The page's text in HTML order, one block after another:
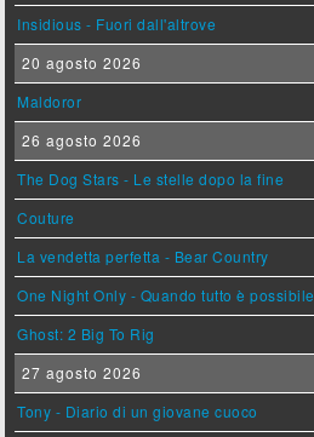
Insidious - Fuori dall'altrove
20 agosto 2026
Maldoror
26 agosto 2026
The Dog Stars - Le stelle dopo la fine
Couture
La vendetta perfetta - Bear Country
One Night Only - Quando tutto è possibile
Ghost: 2 Big To Rig
27 agosto 2026
Tony - Diario di un giovane cuoco